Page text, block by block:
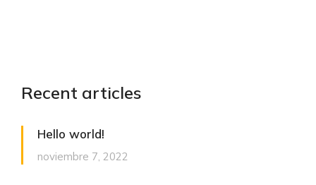
Recent articles
Hello world!
noviembre 7, 2022